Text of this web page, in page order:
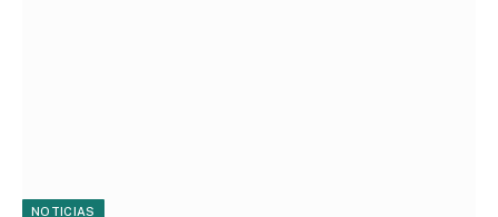
NOTICIAS